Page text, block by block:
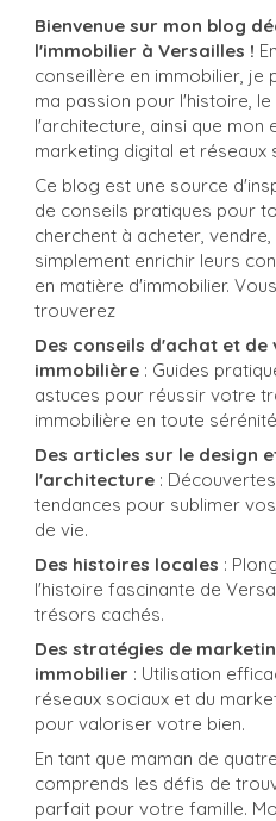
Bienvenue sur mon blog
l'immobilier à Versailles !
conseillère en immobilier, je
ma passion pour l'histoire,
l'architecture, ainsi que mon
marketing digital et réseaux
Ce blog est une source
de conseils pratiques pour
cherchent à acheter, vendre,
simplement enrichir leurs
en matière d'immobilier.
trouverez
Des conseils d'achat et de
immobilière : Guides
astuces pour réussir votre
immobilière en toute
Des articles sur le design
l'architecture :
tendances pour sublimer
de vie.
Des histoires locales :
l'histoire fascinante de
trésors cachés.
Des stratégies de
immobilier : Utilisation
réseaux sociaux et du
pour valoriser votre bien.
En tant que maman de
comprends les défis de
parfait pour votre famille.